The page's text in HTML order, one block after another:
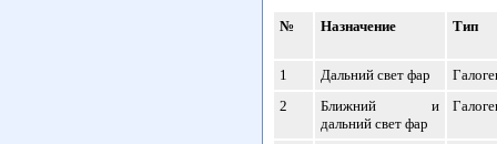
№ Назначение Тип
1 Дальний свет фар
2
Ближний и
дальний свет фар